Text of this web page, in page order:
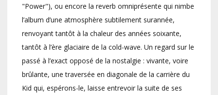
"Power"), ou encore la reverb omniprésente qui nimbe
l’album d’une atmosphère subtilement surannée,
renvoyant tantôt à la chaleur des années soixante,
tantôt à l’ère glaciaire de la cold-wave. Un regard sur le
passé à l’exact opposé de la nostalgie : vivante, voire
brûlante, une traversée en diagonale de la carrière du
Kid qui, espérons-le, laisse entrevoir la suite de ses